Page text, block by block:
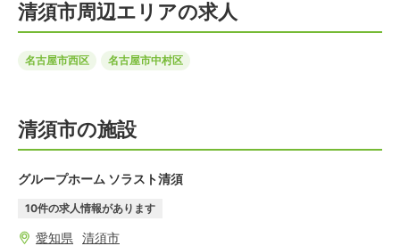
清須市周辺エリアの求人
名古屋市西区 名古屋市中村区
清須市の施設
グループホーム ソラスト清須
10件の求人情報があります
愛知県
清須市